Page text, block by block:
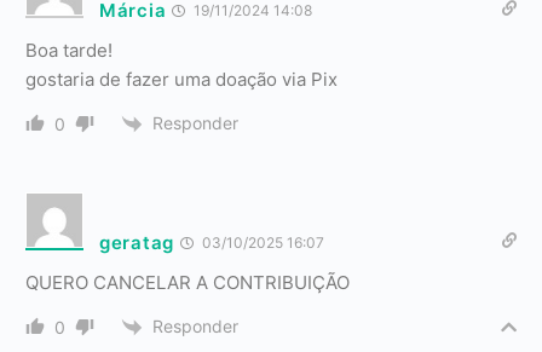
Márcia 19/11/2024 14:08
Boa tarde!
gostaria de fazer uma doação via Pix
0 Responder
geratag 03/10/2025 16:07
QUERO CANCELAR A CONTRIBUIÇÃO
0 Responder